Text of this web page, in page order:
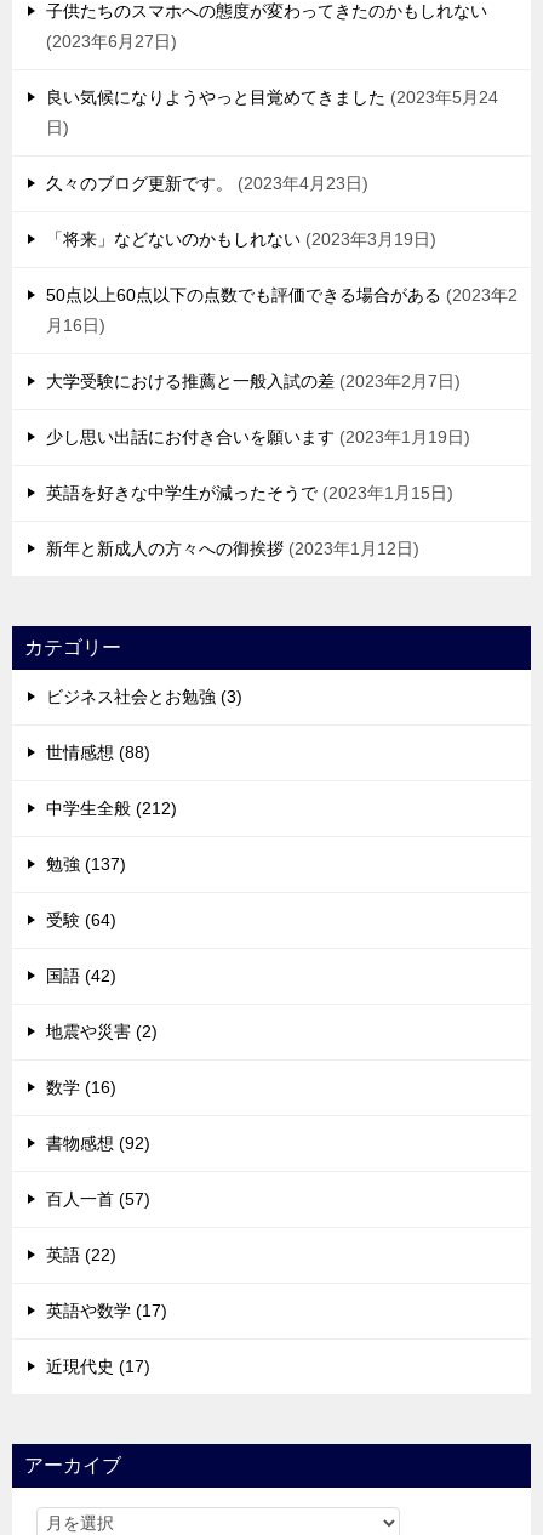
子供たちのスマホへの態度が変わってきたのかもしれない
2023年6月27日
良い気候になりようやっと目覚めてきました
2023年5月24
日
久々のブログ更新です。 2023年4月23日
「将来」などないのかもしれない 2023年3月19日
50点以上60点以下の点数でも評価できる場合がある
2023年2
月16日
大学受験における推薦と一般入試の差 2023年2月7日
少し思い出話にお付き合いを願います 2023年1月19日
英語を好きな中学生が減ったそうで 2023年1月15日
新年と新成人の方々への御挨拶 2023年1月12日
カテゴリー
ビジネス社会とお勉強 (3)
世情感想 (88)
中学生全般 (212)
勉強 (137)
受験 (64)
国語 (42)
地震や災害 (2)
数学 (16)
書物感想 (92)
百人一首 (57)
英語 (22)
英語や数学 (17)
近現代史 (17)
アーカイブ